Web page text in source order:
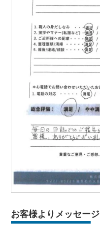
お客様よりメッセージ